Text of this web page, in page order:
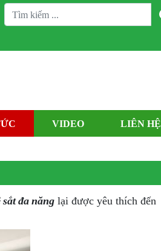
VIDEO LIÊN HỆ
sắt đa năng lại được yêu thích đến